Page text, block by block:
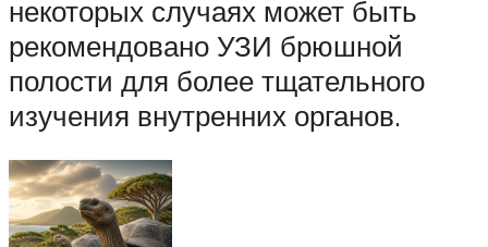
некоторых случаях может быть
рекомендовано УЗИ брюшной
полости для более тщательного
изучения внутренних органов.